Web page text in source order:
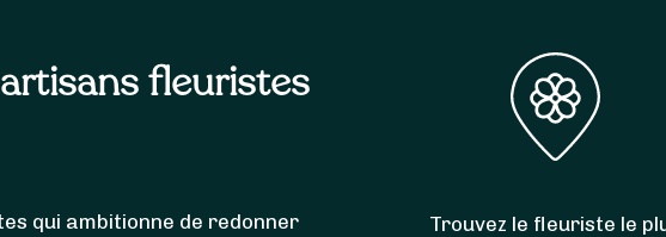
fleuristes
qui ambitionne de redonner
Trouvez le fleuriste le